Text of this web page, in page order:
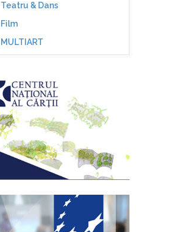
Teatru & Dans
Film
MULTIART